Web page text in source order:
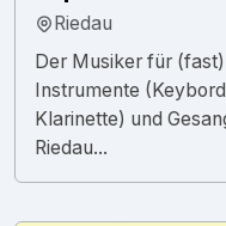
Riedau
Der Musiker für
Instrumente
Klarinette) und
Riedau...